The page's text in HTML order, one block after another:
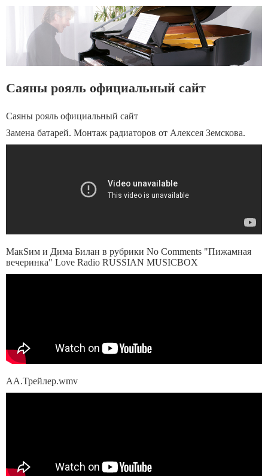
Саяны рояль официальный сайт
Саяны рояль официальный сайт
Замена батарей. Монтаж радиаторов от Алексея Земскова.
МакSим и Дима Билан в рубрики No Comments "Пижамная
вечеринка" Love Radio RUSSIAN MUSICBOX
АА.Трейлер.wmv